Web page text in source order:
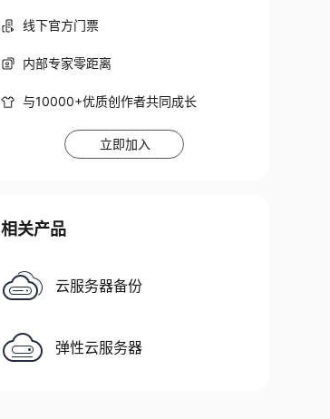
线下官方门票
内部专家零距离
与10000+优质创作者共同成长
立即加入
相关产品
云服务器备份
弹性云服务器